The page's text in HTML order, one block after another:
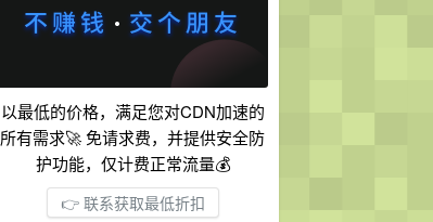
以最低的价格，满足您对CDN加速的
所有需求🚀 免请求费，并提供安全防
护功能，仅计费正常流量💰
👉 联系获取最低折扣